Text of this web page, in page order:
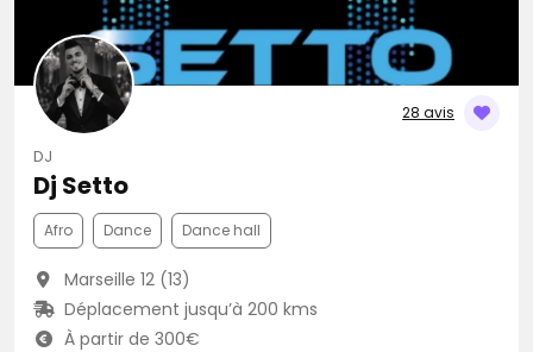
28 avis
DJ
Dj Setto
Afro Dance Dance hall
Marseille 12 (13)
Déplacement jusqu’à 200 kms
À partir de 300€